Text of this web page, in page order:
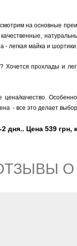
на основные
легкая майка и шортики.
прохлады и
цена/качество.
- все это делает
дня.. Цена 539 грн,
О